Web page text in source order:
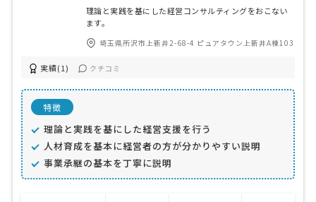
理論と実践を基にした経営コンサルティングをおこない
ます。
埼玉県所沢市上新井2-68-4 ピュアタウン上新井A棟103
実績(1) クチコミ
特徴
理論と実践を基にした経営支援を行う
人材育成を基本に経営者の方が分かりやすい説明
事業承継の基本を丁寧に説明